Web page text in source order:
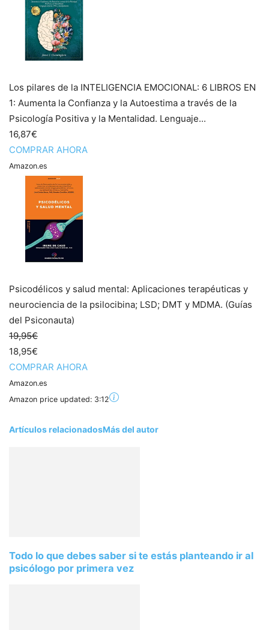
Los pilares de la INTELIGENCIA EMOCIONAL: 6 LIBROS EN
1: Aumenta la Confianza y la Autoestima a través de la
Psicología Positiva y la Mentalidad. Lenguaje...
16,87€
COMPRAR AHORA
Amazon.es
Psicodélicos y salud mental: Aplicaciones terapéuticas y
neurociencia de la psilocibina; LSD; DMT y MDMA. (Guías
del Psiconauta)
19,95€
18,95€
COMPRAR AHORA
Amazon.es
Amazon price updated: 3:12
Artículos relacionadosMás del autor
Todo lo que debes saber si te estás planteando ir al
psicólogo por primera vez